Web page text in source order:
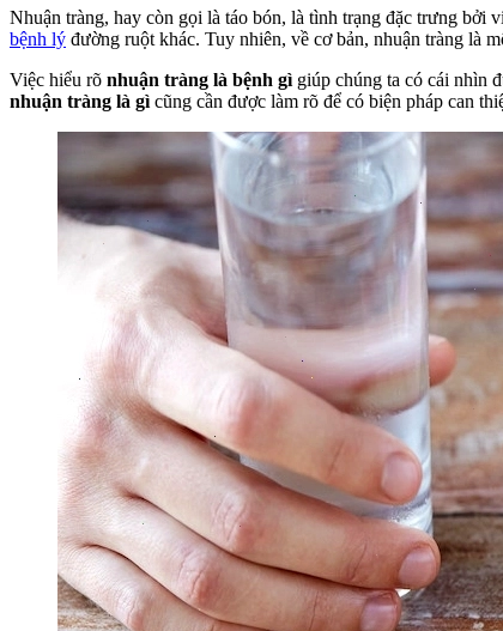
Nhuận tràng, hay còn gọi là táo bón, là tình trạng đặc trưng
bệnh lý đường ruột khác. Tuy nhiên, về cơ bản, nhuận tràng là
Việc hiểu rõ nhuận tràng là bệnh gìgiúp chúng ta có cái nhìn
nhuận tràng là gìcũng cần được làm rõ để có biện pháp can